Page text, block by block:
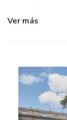
Ver más